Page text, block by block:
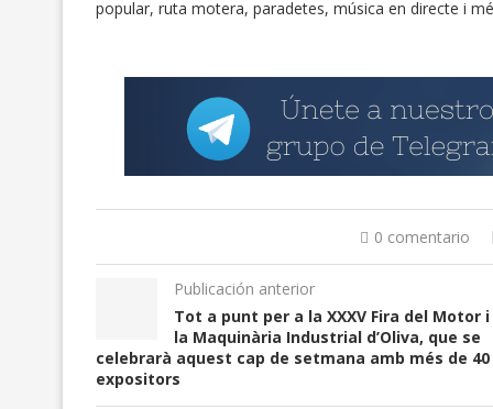
popular, ruta motera, paradetes, música en directe i
0 comentario
Publicación anterior
Tot a punt per a la XXXV Fira del Motor i
la Maquinària Industrial d’Oliva, que se
celebrarà aquest cap de setmana amb més de 40
expositors